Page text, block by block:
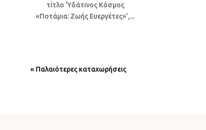
τίτλο ‘Υδάτινος Κόσμος
«Ποτάμια: Ζωής Ευεργέτες»’,...
« Παλαιότερες καταχωρήσεις